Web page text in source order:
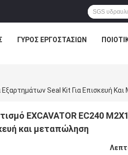
ΓΎΡΟΣ ΕΡΓΟΣΤΑΣΊΩΝ
Seal Kit Για Επισκευή
EXCAVATOR EC240
και μεταπώληση